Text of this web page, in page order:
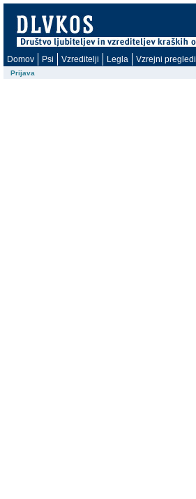
Domov Psi Vzreditelji Legla Vzrejni pregledi
Prijava